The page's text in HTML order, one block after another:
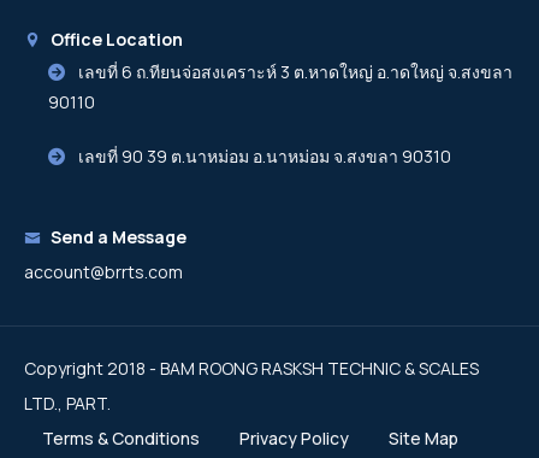
Office Location
เลขที่ 6 ถ.ทียนจ่อสงเคราะห์ 3 ต.หาดใหญ่ อ.าดใหญ่ จ.สงขลา
90110
เลขที่ 90 39 ต.นาหม่อม อ.นาหม่อม จ.สงขลา 90310
Send a Message
account@brrts.com
Copyright 2018 - BAM ROONG RASKSH TECHNIC & SCALES
LTD., PART.
Terms & Conditions
Privacy Policy Site Map